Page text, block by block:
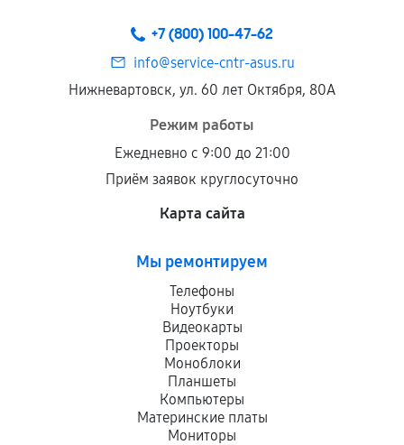
+7 (800) 100-47-62
info@service-cntr-asus.ru
Нижневартовск, ул. 60 лет Октября, 80А
Режим работы
Ежедневно с 9:00 до 21:00
Приём заявок круглосуточно
Карта сайта
Мы ремонтируем
Телефоны
Ноутбуки
Видеокарты
Проекторы
Моноблоки
Планшеты
Компьютеры
Материнские платы
Мониторы